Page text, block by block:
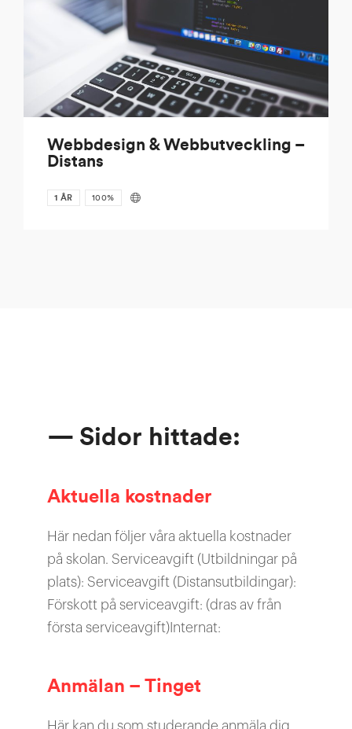
Webbdesign & Webbutveckling –
Distans
1 ÅR 100%
— Sidor hittade:
Aktuella kostnader
Här nedan följer våra aktuella kostnader
på skolan. Serviceavgift (Utbildningar på
plats): Serviceavgift (Distansutbildingar):
Förskott på serviceavgift: (dras av från
första serviceavgift)Internat:
Anmälan – Tinget